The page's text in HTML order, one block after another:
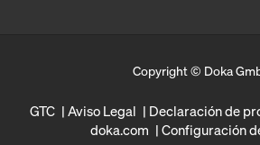
Copyright © Doka
GTC Aviso Legal
Declaración de
doka.com
Configuración